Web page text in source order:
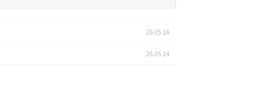
26.05.18
26.05.14